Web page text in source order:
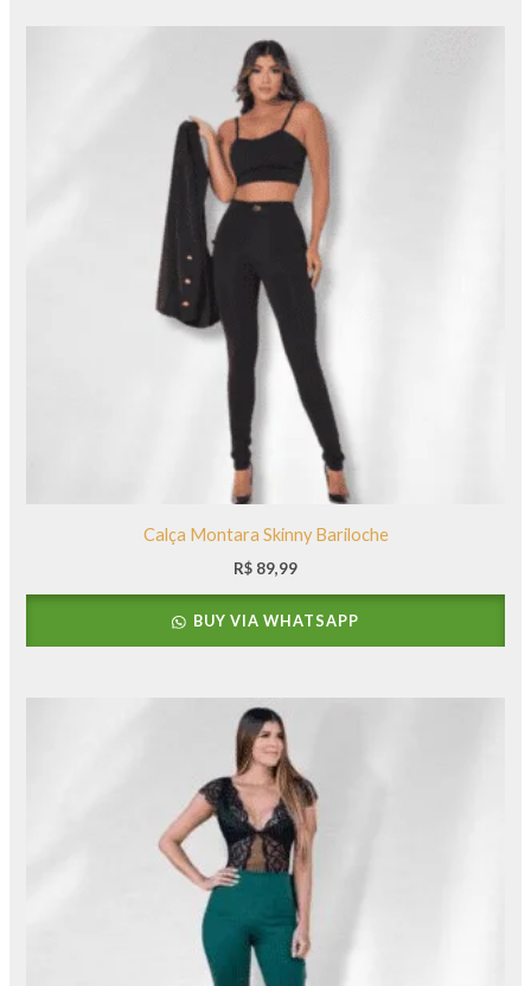
Calça Montara Skinny Bariloche
R$ 89,99
BUY VIA WHATSAPP